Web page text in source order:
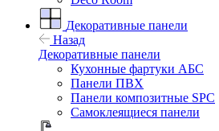
Декоративные панели
Назад
Декоративные панели
Кухонные фартуки АБС
Панели ПВХ
Панели композитные SPC
Самоклеящиеся панели